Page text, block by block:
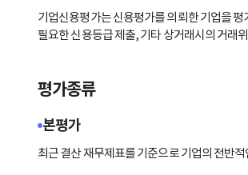
기업신용평가는 신용평가를 의뢰한 기업을
필요한 신용등급 제출, 기타 상거래시의 거래
평가종류
본평가
최근 결산 재무제표를 기준으로 기업의 전반